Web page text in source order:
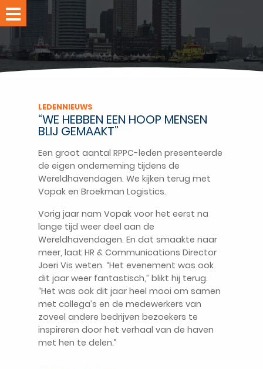
Evenementen
Leden
RPPC-
Over
RPPC
Ledennet
Word
lid
Contact
LEDENNIEUWS
“WE HEBBEN EEN HOOP MENSEN
BLIJ GEMAAKT”
Een groot aantal RPPC-leden presenteerde
de eigen onderneming tijdens de
Wereldhavendagen. We kijken terug met
Vopak en Broekman Logistics.
Vorig jaar nam Vopak voor het eerst na
lange tijd weer deel aan de
Wereldhavendagen. En dat smaakte naar
meer, laat HR & Communications Director
Joeri Vis weten. “Het evenement was ook
dit jaar weer fantastisch,” blikt hij terug.
“Het was ook dit jaar heel mooi om samen
met collega’s en de medewerkers van
zoveel andere bedrijven bezoekers te
inspireren door het verhaal van de haven
met hen te delen.”